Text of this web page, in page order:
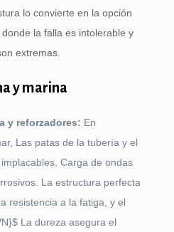
lo convierte en la opción
la falla es intolerable y
extremas.
y marina
y reforzadores: En
Las patas de la tubería y el
Carga de ondas
La estructura perfecta
resistencia a la fatiga, y el
La dureza asegura el